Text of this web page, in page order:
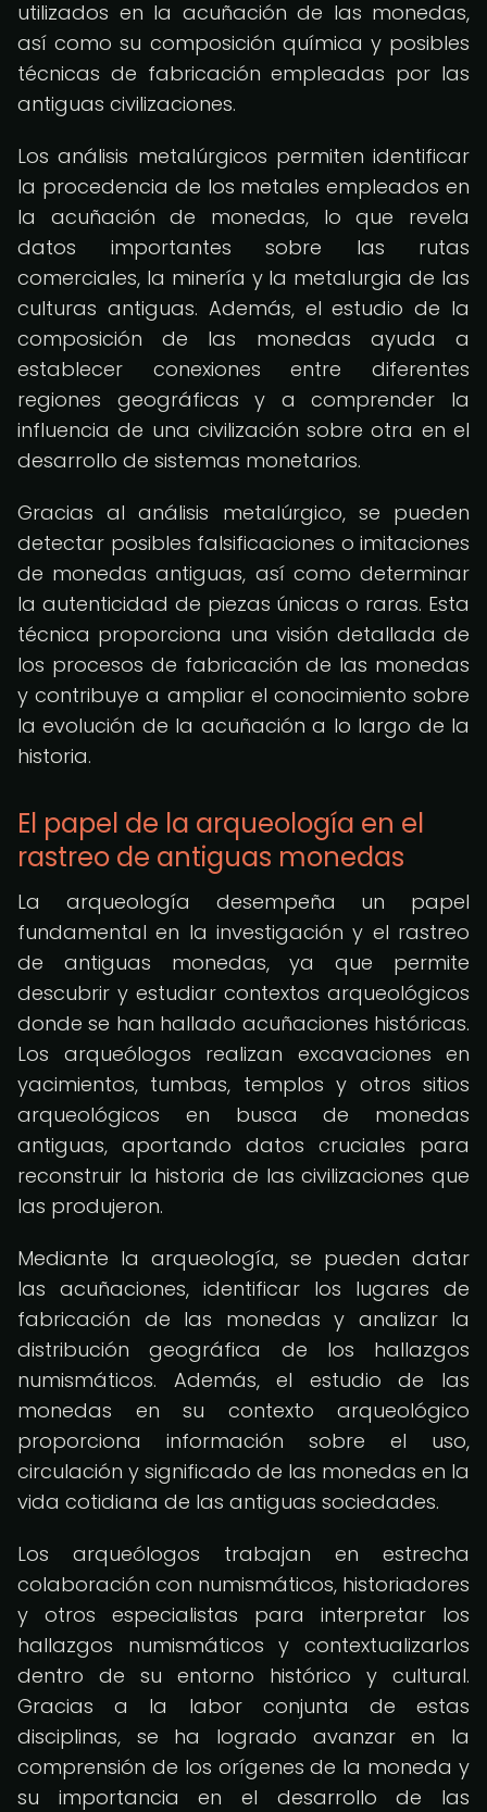
utilizados en la acuñación de las monedas,
así como su composición química y posibles
técnicas de fabricación empleadas por las
antiguas civilizaciones.
Los análisis metalúrgicos permiten identificar
la procedencia de los metales empleados en
la acuñación de monedas, lo que revela
datos importantes sobre las rutas
comerciales, la minería y la metalurgia de las
culturas antiguas. Además, el estudio de la
composición de las monedas ayuda a
establecer conexiones entre diferentes
regiones geográficas y a comprender la
influencia de una civilización sobre otra en el
desarrollo de sistemas monetarios.
Gracias al análisis metalúrgico, se pueden
detectar posibles falsificaciones o imitaciones
de monedas antiguas, así como determinar
la autenticidad de piezas únicas o raras. Esta
técnica proporciona una visión detallada de
los procesos de fabricación de las monedas
y contribuye a ampliar el conocimiento sobre
la evolución de la acuñación a lo largo de la
historia.
El papel de la arqueología en el
rastreo de antiguas monedas
La arqueología desempeña un papel
fundamental en la investigación y el rastreo
de antiguas monedas, ya que permite
descubrir y estudiar contextos arqueológicos
donde se han hallado acuñaciones históricas.
Los arqueólogos realizan excavaciones en
yacimientos, tumbas, templos y otros sitios
arqueológicos en busca de monedas
antiguas, aportando datos cruciales para
reconstruir la historia de las civilizaciones que
las produjeron.
Mediante la arqueología, se pueden datar
las acuñaciones, identificar los lugares de
fabricación de las monedas y analizar la
distribución geográfica de los hallazgos
numismáticos. Además, el estudio de las
monedas en su contexto arqueológico
proporciona información sobre el uso,
circulación y significado de las monedas en la
vida cotidiana de las antiguas sociedades.
Los arqueólogos trabajan en estrecha
colaboración con numismáticos, historiadores
y otros especialistas para interpretar los
hallazgos numismáticos y contextualizarlos
dentro de su entorno histórico y cultural.
Gracias a la labor conjunta de estas
disciplinas, se ha logrado avanzar en la
comprensión de los orígenes de la moneda y
su importancia en el desarrollo de las